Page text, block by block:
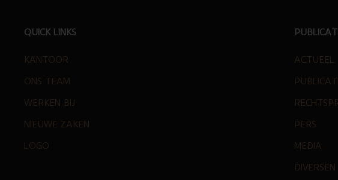
FOOTER
QUICK LINKS
KANTOOR
ONS TEAM
WERKEN BIJ
NIEUWE ZAKEN
LOGO
ACTUEEL
PERS
MEDIA
DIVERSEN